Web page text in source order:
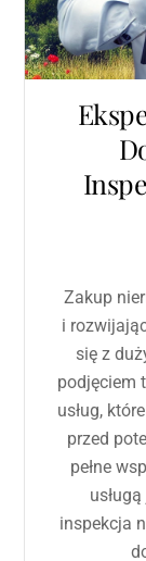
Zakup
i
się z
podjęciem
usług,
przed
pełne
inspekcja